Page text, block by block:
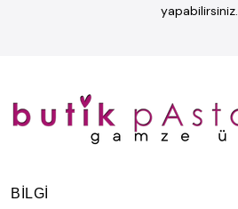
yapabilirsiniz.
BILGI